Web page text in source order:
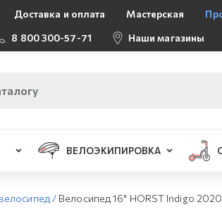
Доставка и оплата Мастерская
8 800 300-57-71
Наши магазины
ВЕЛОЭКИПИРОВКА
/ Велосипед 16" HORST Indigo 2020